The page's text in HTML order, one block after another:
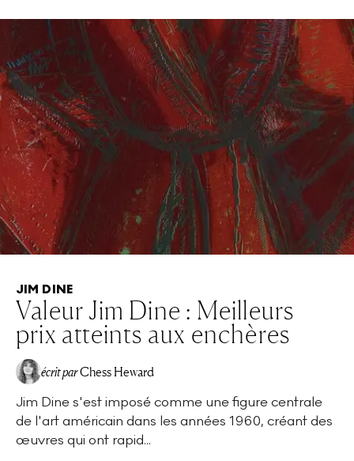
JIM DINE
Valeur Jim Dine : Meilleurs
prix atteints aux enchères
écrit parChess Heward
Jim Dine s'est imposé comme une figure centrale
de l'art américain dans les années 1960, créant des
œuvres qui ont rapid...